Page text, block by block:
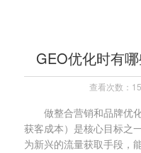
GEO优化时有
查看次数：
做整合营销和品牌优
获客成本）是核心目标之
为新兴的流量获取手段，